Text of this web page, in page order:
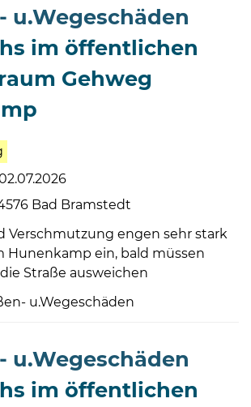
im öffentlichen
Gehweg
Bad Bramstedt
Verschmutzung engen sehr stark
Hunenkamp ein, bald müssen
Straße ausweichen
u.Wegeschäden
im öffentlichen